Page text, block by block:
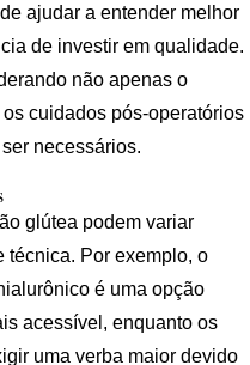
ajudar a entender melhor
de investir em qualidade.
não apenas o
cuidados pós-operatórios
necessários.
glútea podem variar
técnica. Por exemplo, o
é uma opção
acessível, enquanto os
uma verba maior devido